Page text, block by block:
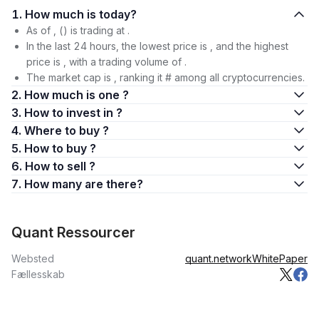
1. How much is today?
As of , () is trading at .
In the last 24 hours, the lowest price is , and the highest
price is , with a trading volume of .
The market cap is , ranking it # among all cryptocurrencies.
2. How much is one ?
3. How to invest in ?
4. Where to buy ?
5. How to buy ?
6. How to sell ?
7. How many are there?
Quant Ressourcer
Websted quant.networkWhitePaper
Fællesskab